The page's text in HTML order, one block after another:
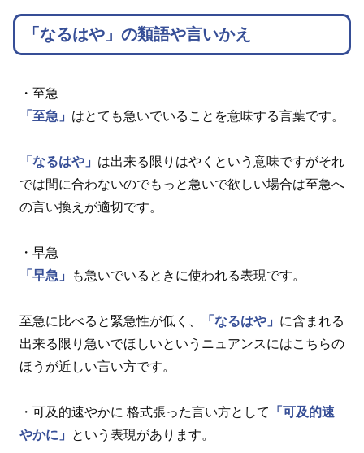
「なるはや」の類語や言いかえ
・至急
「至急」 はとても急いでいることを意味する言葉です。
「なるはや」 は出来る限りはやくという意味ですがそれ
では間に合わないのでもっと急いで欲しい場合は至急へ
の言い換えが適切です。
・早急
「早急」
も急いでいるときに使われる表現です。
至急に比べると緊急性が低く、 「なるはや」 に含まれる
出来る限り急いでほしいというニュアンスにはこちらの
ほうが近しい言い方です。
・可及的速やかに 格式張った言い方として
「可及的速
やかに」
という表現があります。